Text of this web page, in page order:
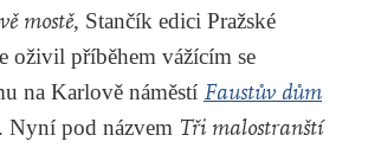
mostě, Stančík edici Pražské
oživil příběhem vážícím se
na Karlově náměstí Faustův dům
Nyní pod názvem Tři malostranští